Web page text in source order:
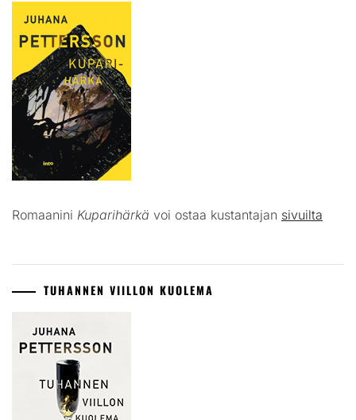
Romaanini Kuparihärkä voi ostaa kustantajan sivuilta
TUHANNEN VIILLON KUOLEMA